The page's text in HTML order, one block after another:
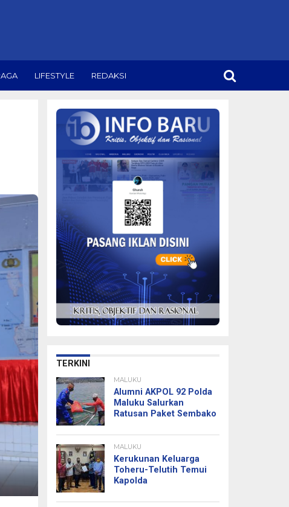
LIFESTYLE REDAKSI
TERKINI
MALUKU
Alumni AKPOL 92 Polda
Maluku Salurkan
Ratusan Paket Sembako
MALUKU
Kerukunan Keluarga
Toheru-Telutih Temui
Kapolda